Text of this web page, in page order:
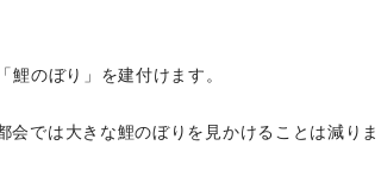
鯉のぼり」を建付けます。
会では大きな鯉のぼりを見かけることは減りま